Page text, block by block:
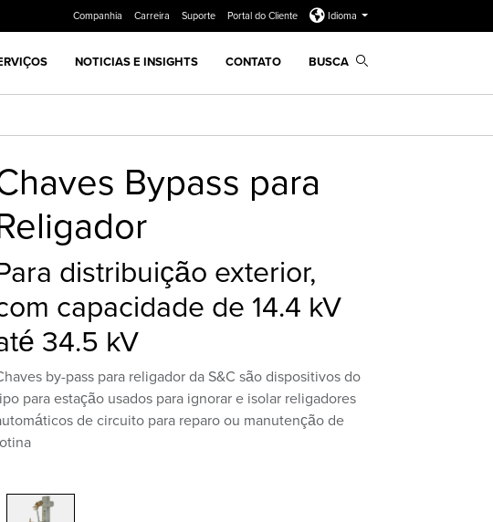
Companhia Carreira Suporte Portal do Cliente Idioma
NOTICIAS E INSIGHTS CONTATO BUSCA
Bypass para
distribuição exterior,
capacidade de 14.4 kV
34.5 kV
by-pass para religador da S&C são dispositivos do
para estação usados para ignorar e isolar religadores
de circuito para reparo ou manutenção de